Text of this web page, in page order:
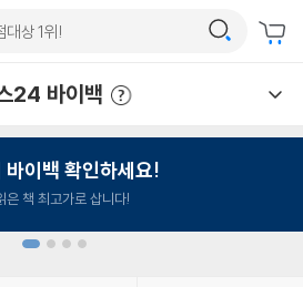
24 바이백
바이백 확인하세요!
은 책 최고가로 삽니다!